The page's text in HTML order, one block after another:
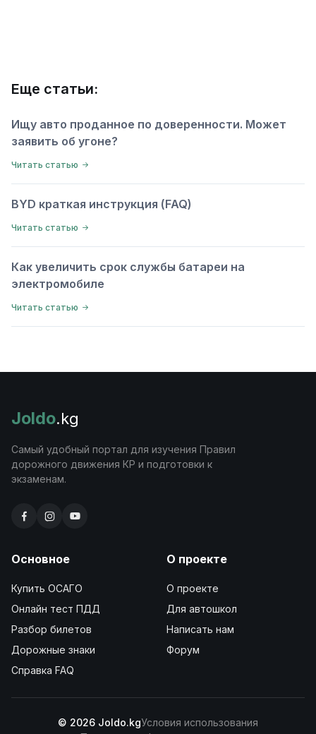
Еще статьи:
Ищу авто проданное по доверенности. Может
заявить об угоне?
Читать статью
BYD краткая инструкция (FAQ)
Читать статью
Как увеличить срок службы батареи на
электромобиле
Читать статью
Joldo.kg
Самый удобный портал для изучения Правил
дорожного движения КР и подготовки к
экзаменам.
Основное
Купить ОСАГО
Онлайн тест ПДД
Разбор билетов
Дорожные знаки
Справка FAQ
О проекте
О проекте
Для автошкол
Написать нам
Форум
© 2026 Joldo.kgУсловия использования